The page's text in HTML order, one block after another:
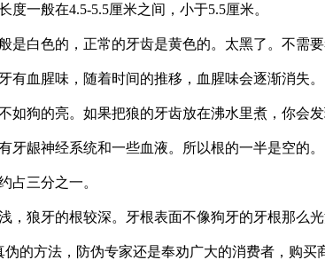
度一般在4.5-5.5厘米之间，小于5.5厘米。
是白色的，正常的牙齿是黄色的。太黑了。不需要
有血腥味，随着时间的推移，血腥味会逐渐消失。
如狗的亮。如果把狼的牙齿放在沸水里煮，你会
牙龈神经系统和一些血液。所以根的一半是空的。
占三分之一。
，狼牙的根较深。牙根表面不像狗牙的牙根那么
的方法，防伪专家还是奉劝广大的消费者，购